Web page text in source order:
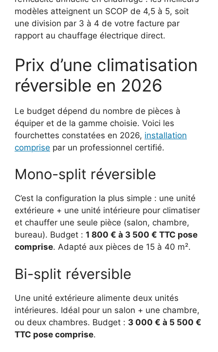
modèles atteignent un SCOP de 4,5 à 5, soit
une division par 3 à 4 de votre facture par
rapport au chauffage électrique direct.
Prix d’une climatisation
réversible en 2026
Le budget dépend du nombre de pièces à
équiper et de la gamme choisie. Voici les
fourchettes constatées en 2026, installation
comprise par un professionnel certifié.
Mono-split réversible
C’est la configuration la plus simple : une unité
extérieure + une unité intérieure pour climatiser
et chauffer une seule pièce (salon, chambre,
bureau). Budget : 1 800 € à 3 500 € TTC pose
comprise. Adapté aux pièces de 15 à 40 m².
Bi-split réversible
Une unité extérieure alimente deux unités
intérieures. Idéal pour un salon + une chambre,
ou deux chambres. Budget : 3 000 € à 5 500 €
TTC pose comprise.